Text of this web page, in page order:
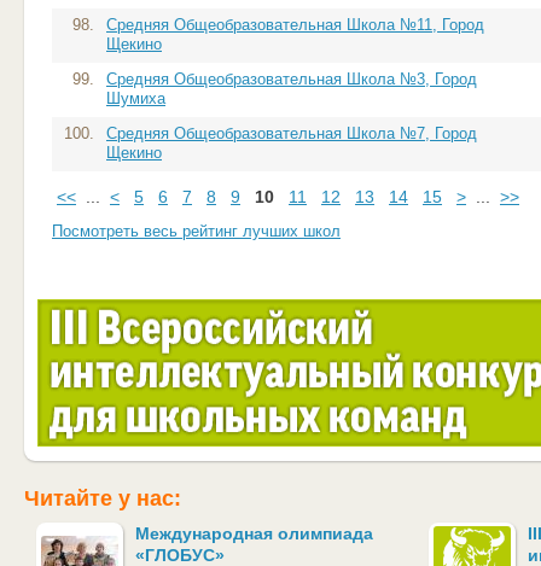
98.
Средняя Общеобразовательная Школа №11, Город
Щекино
99.
Средняя Общеобразовательная Школа №3, Город
Шумиха
100.
Средняя Общеобразовательная Школа №7, Город
Щекино
<< < 5 6 7 8 9 10 11 12 13 14 15 > >>
Посмотреть весь рейтинг лучших школ
Читайте у нас:
Международная олимпиада
«ГЛОБУС»